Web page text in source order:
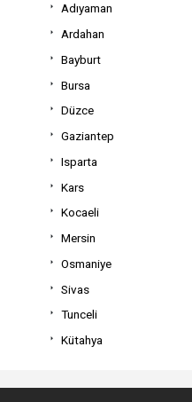
Adıyaman
Ardahan
Bayburt
Bursa
Düzce
Gaziantep
Isparta
Kars
Kocaeli
Mersin
Osmaniye
Sivas
Tunceli
Kütahya